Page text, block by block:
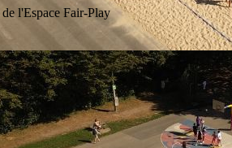
de l'Espace Fair-Play